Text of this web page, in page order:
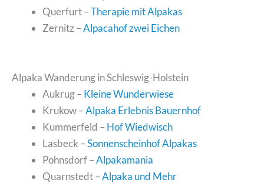
Querfurt –Therapie mit Alpakas
Zernitz –Alpacahof zwei Eichen
Alpaka Wanderung in Schleswig-Holstein
Aukrug – Kleine Wunderwiese
Krukow –Alpaka Erlebnis Bauernhof
Kummerfeld – Hof Wiedwisch
Lasbeck –Sonnenscheinhof Alpakas
Pohnsdorf –Alpakamania
Quarnstedt –Alpaka und Mehr